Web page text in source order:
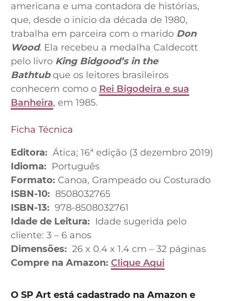
americana e uma contadora de histórias,
que, desde o início da década de 1980,
trabalha em parceira com o marido Don
Wood. Ela recebeu a medalha Caldecott
pelo livro King Bidgood’s in the
Bathtubque os leitores brasileiros
conhecem como o Rei Bigodeira e sua
Banheira, em 1985.
Ficha Técnica
Editora: ‎ Ática; 16ª edição (3 dezembro 2019)
Idioma: ‎ Português
Formato: Canoa, Grampeado ou Costurado
ISBN-10: ‎ 8508032765
ISBN-13: ‎ 978-8508032761
Idade de Leitura: ‎ Idade sugerida pelo
cliente: 3 – 6 anos
Dimensões: ‎ 26 x 0.4 x 1.4 cm – 32 páginas
Compre na Amazon: Clique Aqui
O SP Art está cadastrado na Amazon e